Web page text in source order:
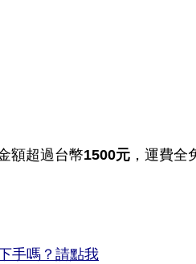
額超過台幣1500元 ，運費全
手嗎？請點我